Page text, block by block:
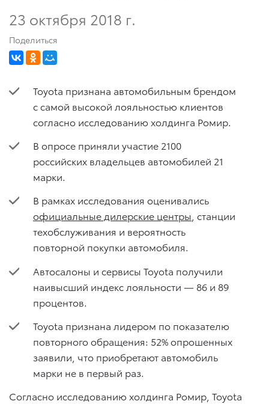
23 октября 2018 г.
Поделиться
Toyota признана автомобильным брендом
с самой высокой лояльностью клиентов
согласно исследованию холдинга Ромир.
В опросе приняли участие 2100
российских владельцев автомобилей 21
марки.
В рамках исследования оценивались
официальные дилерские центры , станции
техобслуживания и вероятность
повторной покупки автомобиля.
Автосалоны и сервисы Toyota получили
наивысший индекс лояльности — 86 и 89
процентов.
Toyota признана лидером по показателю
повторного обращения: 52% опрошенных
заявили, что приобретают автомобиль
марки не в первый раз.
Согласно исследованию холдинга Ромир, Toyota